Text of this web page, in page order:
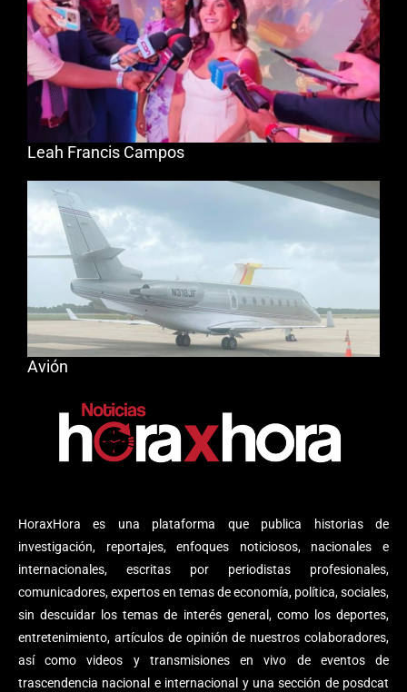
HoraxHora es una plataforma que publica historias de
investigación, reportajes, enfoques noticiosos, nacionales e
internacionales, escritas por periodistas profesionales,
comunicadores, expertos en temas de economía, política, sociales,
sin descuidar los temas de interés general, como los deportes,
entretenimiento, artículos de opinión de nuestros colaboradores,
así como videos y transmisiones en vivo de eventos de
trascendencia nacional e internacional y una sección de posdcat
Leah Francis Campos
Avión